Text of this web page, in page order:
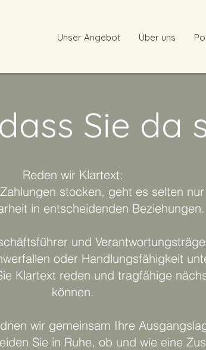
Unser Angebot Über uns
Sie da
Reden wir Klartext:
stocken, geht es selten
in entscheidenden Beziehungen.
und
oder Handlungsfähigkeit
Klartext reden und tragfähige
können.
wir gemeinsam Ihre
Sie in Ruhe, ob und wie eine